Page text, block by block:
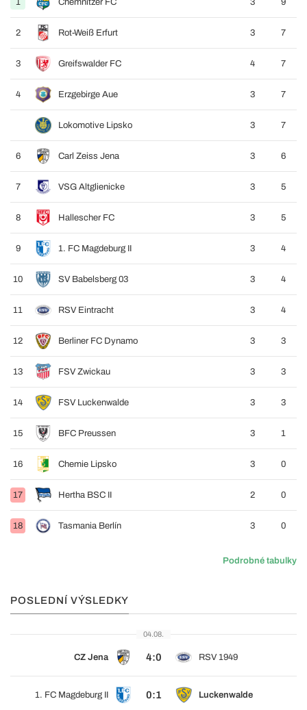
1 Chemnitzer FC 3 9
2 Rot-Weiß Erfurt 3 7
3 Greifswalder FC 4 7
4 Erzgebirge Aue 3 7
Lokomotive Lipsko 3 7
6 Carl Zeiss Jena 3 6
7 VSG Altglienicke 3 5
8 Hallescher FC 3 5
9 1. FC Magdeburg II 3 4
10 SV Babelsberg 03 3 4
11 RSV Eintracht 3 4
12 Berliner FC Dynamo 3 3
13 FSV Zwickau 3 3
14 FSV Luckenwalde 3 3
15 BFC Preussen 3 1
16 Chemie Lipsko 3 0
17 Hertha BSC II 2 0
18 Tasmania Berlín 3 0
Podrobné tabulky
POSLEDNÍ VÝSLEDKY
04.08.
CZ Jena 4:0 RSV 1949
1. FC Magdeburg II 0:1 Luckenwalde